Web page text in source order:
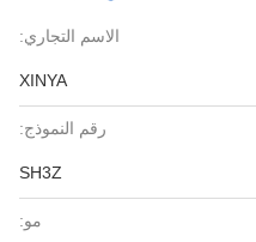
الاسم التجاري:
XINYA
رقم النموذج:
SH3Z